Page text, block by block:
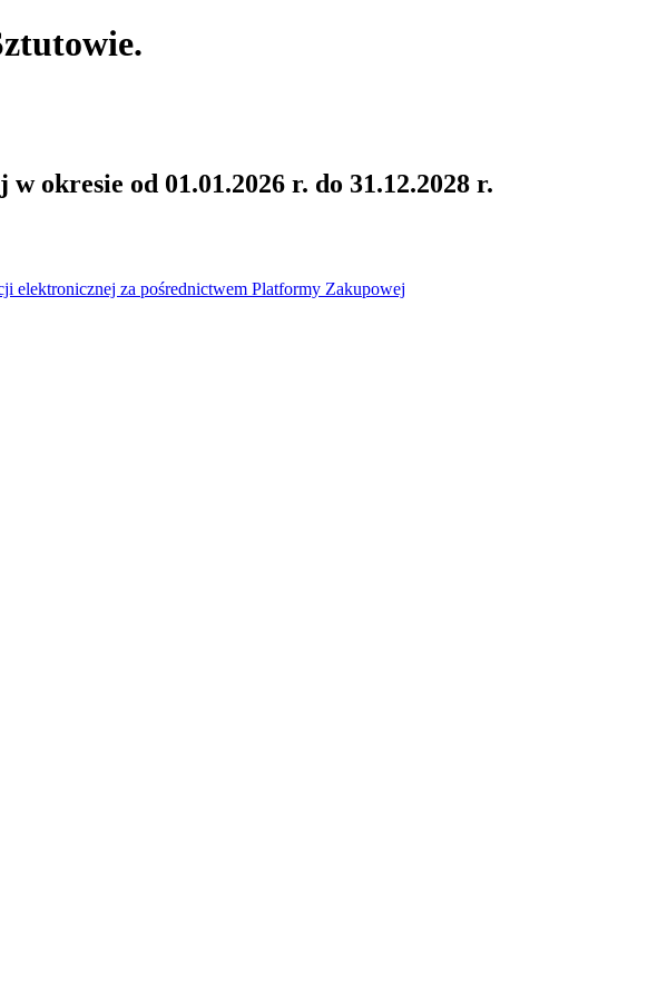
okresie od 01.01.2026 r. do 31.12.2028 r.
elektronicznej za pośrednictwem Platformy Zakupowej